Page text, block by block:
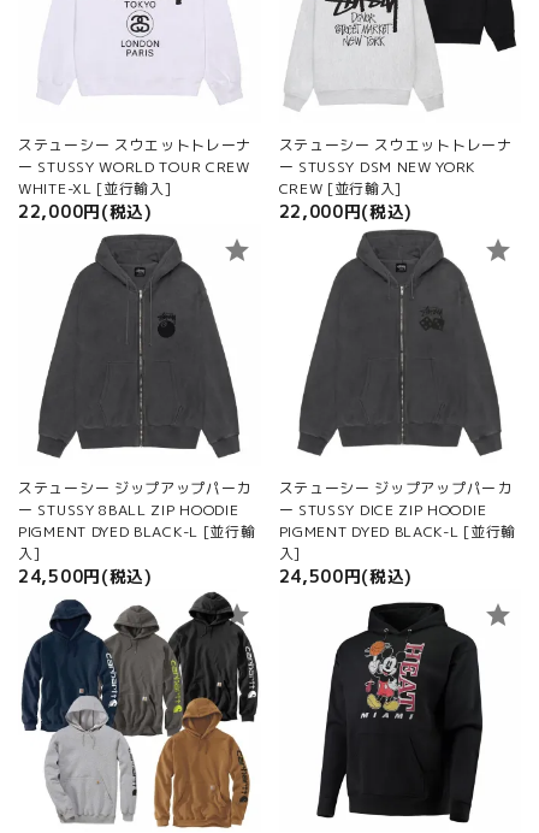
ステューシー スウエットトレーナ
ー STUSSY WORLD TOUR CREW
WHITE-XL [並行輸入]
22,000円(税込)
ステューシー スウエットトレーナ
ー STUSSY DSM NEW YORK
CREW [並行輸入]
22,000円(税込)
ステューシー ジップアップパーカ
ー STUSSY 8BALL ZIP HOODIE
PIGMENT DYED BLACK-L [並行輸
入]
24,500円(税込)
star
ステューシー ジップアップパーカ
ー STUSSY DICE ZIP HOODIE
PIGMENT DYED BLACK-L [並行輸
入]
24,500円(税込)
star
star star